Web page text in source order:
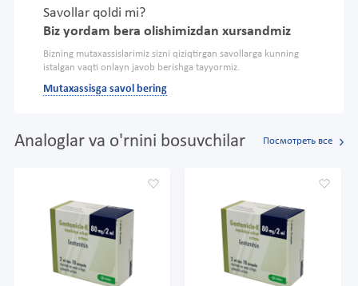
Savollar qoldi mi?
Biz yordam bera olishimizdan xursandmiz
Bizning mutaxassislarimiz sizni qiziqtirgan savollarga kunning
istalgan vaqti onlayn javob berishga tayyormiz.
Mutaxassisga savol bering
Analoglar va o'rnini bosuvchilar Посмотреть все